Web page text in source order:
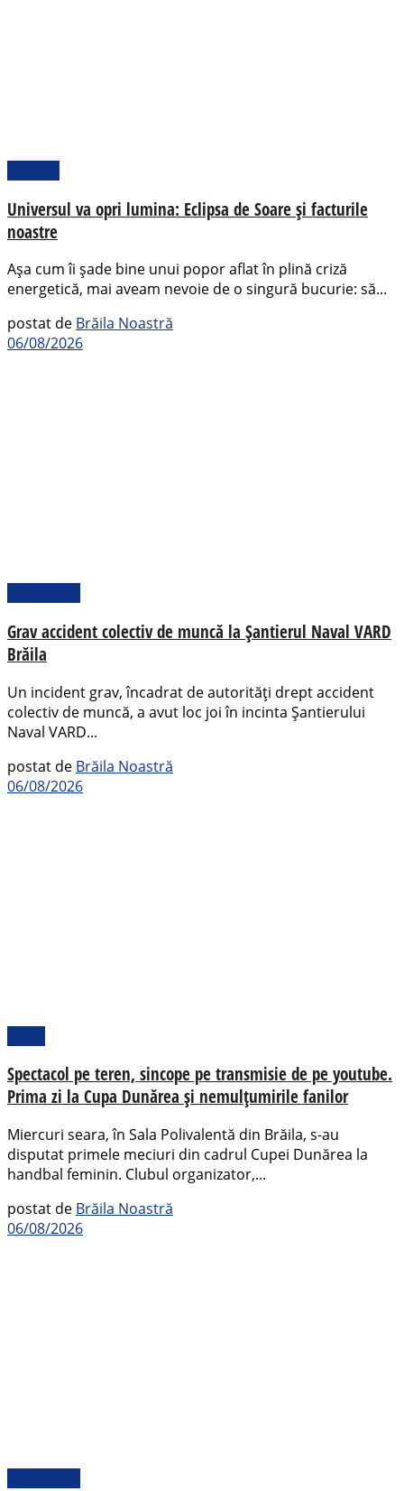
Universul va opri lumina: Eclipsa de Soare și facturile
noastre
Așa cum îi șade bine unui popor aflat în plină criză
energetică, mai aveam nevoie de o singură bucurie: să...
postat de Brăila Noastră
06/08/2026
Grav accident colectiv de muncă la Șantierul Naval VARD
Brăila
Un incident grav, încadrat de autorități drept accident
colectiv de muncă, a avut loc joi în incinta Șantierului
Naval VARD...
postat de Brăila Noastră
06/08/2026
Spectacol pe teren, sincope pe transmisie de pe youtube.
Prima zi la Cupa Dunărea și nemulțumirile fanilor
Miercuri seara, în Sala Polivalentă din Brăila, s-au
disputat primele meciuri din cadrul Cupei Dunărea la
handbal feminin. Clubul organizator,...
postat de Brăila Noastră
06/08/2026